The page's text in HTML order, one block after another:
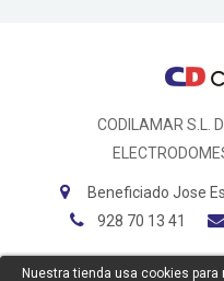
Nuestra tienda usa cookies para
CODILAMAR S.L.
Beneficiado Jose
928 70 13 41